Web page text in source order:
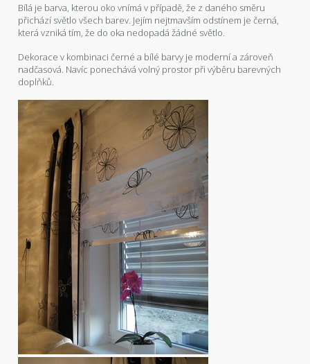
Bílá je barva, kterou oko vnímá v případě, že z daného směru
přichází světlo všech barev. Jejím nejtmavším odstínem je černá,
která vzniká tím, že do oka nedopadá žádné světlo.
Dekorace v kombinaci černé a bílé barvy je moderní a zároveň
nadčasová. Navíc ponechává volný prostor při výběru barevných
doplňků.